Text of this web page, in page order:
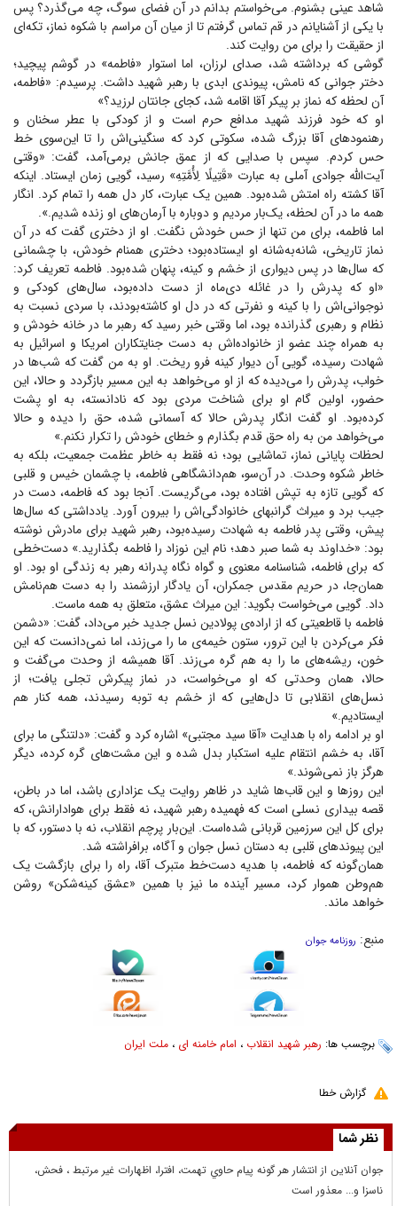
شاهد عینی بشنوم. می‌خواستم بدانم در آن فضای سوگ، چه می‌گذرد؟ پس
با یکی از آشنایانم در قم تماس گرفتم تا از میان آن مراسم با شکوه نماز، تکه‌ای
از حقیقت را برای من روایت کند.
گوشی که برداشته شد، صدای لرزان، اما استوار «فاطمه» در گوشم پیچید؛
دختر جوانی که نامش، پیوندی ابدی با رهبر شهید داشت. پرسیدم: «فاطمه،
آن لحظه که نماز بر پیکر آقا اقامه شد، کجای جانتان لرزید؟»
او که خود فرزند شهید مدافع حرم است و از کودکی با عطر سخنان و
رهنمود‌های آقا بزرگ شده، سکوتی کرد که سنگینی‌اش را تا این‌سوی خط
حس کردم. سپس با صدایی که از عمق جانش برمی‌آمد، گفت: «وقتی
آیت‌الله جوادی آملی به عبارت «قَتِیلًا لِأُمَّتِهِ» رسید، گویی زمان ایستاد. اینکه
آقا کشته راه امتش شده‌بود. همین یک عبارت، کار دل همه را تمام کرد. انگار
همه ما در آن لحظه، یک‌بار مردیم و دوباره با آرمان‌های او زنده شدیم.».
اما فاطمه، برای من تنها از حس خودش نگفت. او از دختری گفت که در آن
نماز تاریخی، شانه‌به‌شانه او ایستاده‌بود؛ دختری همنام خودش، با چشمانی
که سال‌ها در پس دیواری از خشم و کینه، پنهان شده‌بود. فاطمه تعریف کرد:
«او که پدرش را در غائله دی‌ماه از دست داده‌بود، سال‌های کودکی و
نوجوانی‌اش را با کینه و نفرتی که در دل او کاشته‌بودند، با سردی نسبت به
نظام و رهبری گذرانده بود، اما وقتی خبر رسید که رهبر ما در خانه خودش و
به همراه چند عضو از خانواده‌اش به دست جنایتکاران امریکا و اسرائیل به
شهادت رسیده، گویی آن دیوار کینه فرو ریخت. او به من گفت که شب‌ها در
خواب، پدرش را می‌دیده که از او می‌خواهد به این مسیر بازگردد و حالا، این
حضور، اولین گام او برای شناخت مردی بود که نادانسته، به او پشت
کرده‌بود. او گفت انگار پدرش حالا که آسمانی شده، حق را دیده و حالا
می‌خواهد من به راه حق قدم بگذارم و خطای خودش را تکرار نکنم.»
لحظات پایانی نماز، تماشایی بود؛ نه فقط به خاطر عظمت جمعیت، بلکه به
خاطر شکوه وحدت. در آن‌سو، هم‌دانشگاهی فاطمه، با چشمان خیس و قلبی
که گویی تازه به تپش افتاده بود، می‌گریست. آنجا بود که فاطمه، دست در
جیب برد و میراث گرانبهای خانوادگی‌اش را بیرون آورد. یادداشتی که سال‌ها
پیش، وقتی پدر فاطمه به شهادت رسیده‌بود، رهبر شهید برای مادرش نوشته
بود: «خداوند به شما صبر دهد؛ نام این نوزاد را فاطمه بگذارید.» دست‌خطی
که برای فاطمه، شناسنامه معنوی و گواه نگاه پدرانه رهبر به زندگی او بود. او
همان‌جا، در حریم مقدس جمکران، آن یادگار ارزشمند را به دست هم‌نامش
داد. گویی می‌خواست بگوید: این میراث عشق، متعلق به همه ماست.
فاطمه با قاطعیتی که از اراده‌ی پولادین نسل جدید خبر می‌داد، گفت: «دشمن
فکر می‌کردن با این ترور، ستون خیمه‌ی ما را می‌زند، اما نمی‌دانست که این
خون، ریشه‌های ما را به هم گره می‌زند. آقا همیشه از وحدت می‌گفت و
حالا، همان وحدتی که او می‌خواست، در نماز پیکرش تجلی یافت؛ از
نسل‌های انقلابی تا دل‌هایی که از خشم به توبه رسیدند، همه کنار هم
ایستادیم.»
او بر ادامه راه با هدایت «آقا سید مجتبی» اشاره کرد و گفت: «دلتنگی ما برای
آقا، به خشم انتقام علیه استکبار بدل شده و این مشت‌های گره کرده، دیگر
هرگز باز نمی‌شوند.»
این روز‌ها و این قاب‌ها شاید در ظاهر روایت یک عزاداری باشد، اما در باطن،
قصه بیداری نسلی است که فهمیده رهبر شهید، نه فقط برای هوادارانش، که
برای کل این سرزمین قربانی شده‌است. این‌بار پرچم انقلاب، نه با دستور، که با
این پیوند‌های قلبی به دستان نسل جوان و آگاه، برافراشته شد.
همان‌گونه که فاطمه، با هدیه دست‌خط متبرک آقا، راه را برای بازگشت یک
هم‌وطن هموار کرد، مسیر آینده ما نیز با همین «عشق کینه‌شکن» روشن
خواهد ماند.
منبع: روزنامه جوان
برچسب ها: رهبر شهید انقلاب ، امام خامنه ای ، ملت ایران
گزارش خطا
نظر شما
جوان آنلاين از انتشار هر گونه پيام حاوي تهمت، افترا، اظهارات غير مرتبط ، فحش،
ناسزا و... معذور است